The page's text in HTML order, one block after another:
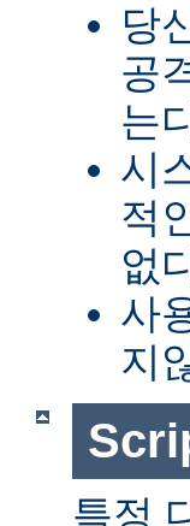
당
공
는
시
적
없
사
지
특정